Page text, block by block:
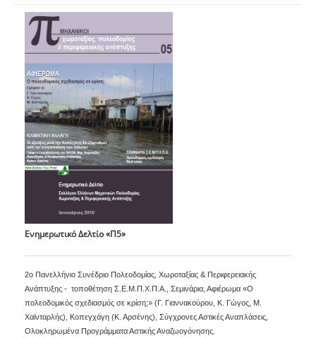
Ενημερωτικό Δελτίο «Π5»
2ο Πανελλήνιο Συνέδριο Πολεοδομίας, Χωροταξίας & Περιφερειακής
Ανάπτυξης - τοποθέτηση Σ.Ε.Μ.Π.Χ.Π.Α., Σεμινάρια, Αφιέρωμα «Ο
πολεοδομικός σχεδιασμός σε κρίση;» (Γ. Γιαννακούρου, Κ. Γώγος, Μ.
Χαϊνταρλής), Κοπεγχάγη (Κ. Αρσένης), Σύγχρονες Αστικές Αναπλάσεις,
Ολοκληρωμένα Προγράμματα Αστικής Αναζωογόνησης.